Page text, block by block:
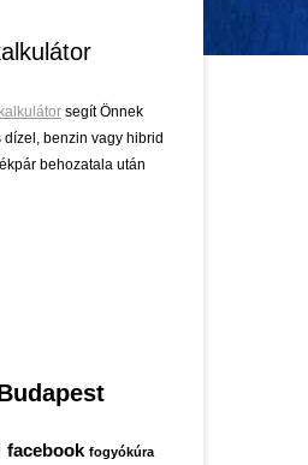
segít Önnek
benzin vagy hibrid
behozatala után
facebook fogyókúra